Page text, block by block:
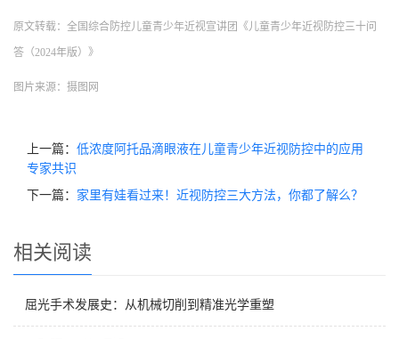
原文转载：全国综合防控儿童青少年近视宣讲团《儿童青少年近视防控三十问
答（2024年版）》
图片来源：摄图网
上一篇： 低浓度阿托品滴眼液在儿童青少年近视防控中的应用
专家共识
下一篇： 家里有娃看过来！近视防控三大方法，你都了解么？
相关阅读
屈光手术发展史：从机械切削到精准光学重塑